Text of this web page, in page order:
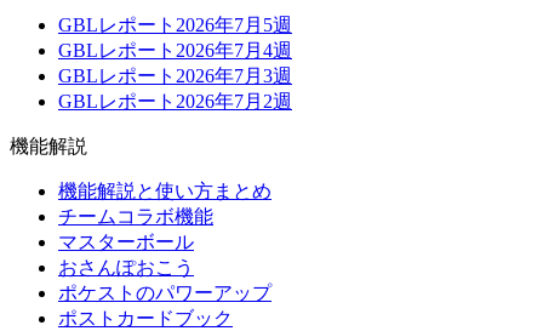
GBLレポート2026年7月5週
GBLレポート2026年7月4週
GBLレポート2026年7月3週
GBLレポート2026年7月2週
機能解説
機能解説と使い方まとめ
チームコラボ機能
マスターボール
おさんぽおこう
ポケストのパワーアップ
ポストカードブック